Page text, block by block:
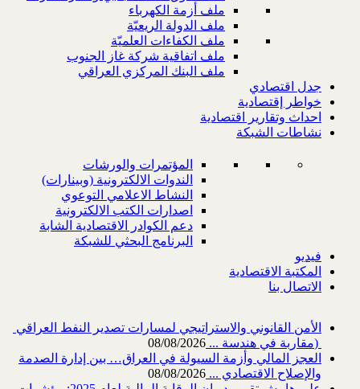
ملف أزمة الكهرباء
ملف الدولة الريعيّة
ملف الكفاءات العلميّة
ملف اتفاقية شركة غاز الجنوب
ملف البنك المركزي العراقي
جدل اقتصادي
خواطر إقتصادية
احداث وتقارير اقتصادية
نشاطات الشبكة
المؤتمرات والورشات
الندوات الالكترونية (وبينارات)
النشاط الاعلامي التوعوي
اصدارات الكتب الالكترونية
دعم الكوادر الاقتصادية الشابة
البرنامج البحثي للشبكة
فيديو
المكتبة الاقتصادية
الاتصال بنا
‎) ‎مقاربة في هندسة ...
08/08/2026
العجز المالي وأزمة السيولة في العراق… بين إدارة الصدمة
والإصلاح الاقتصادي ... 08/08/2026